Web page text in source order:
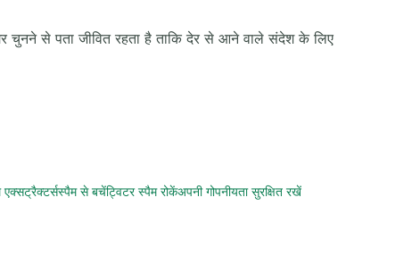
चुनने से पता जीवित रहता है ताकि देर से आने वाले संदेश के लिए
स्पैम से बचेंट्विटर स्पैम रोकेंअपनी गोपनीयता सुरक्षित रखें